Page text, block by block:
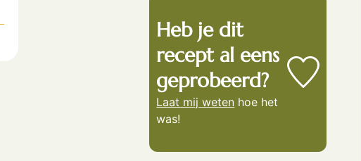
Heb je dit
recept al eens
geprobeerd?
Laat mij weten hoe het
was!